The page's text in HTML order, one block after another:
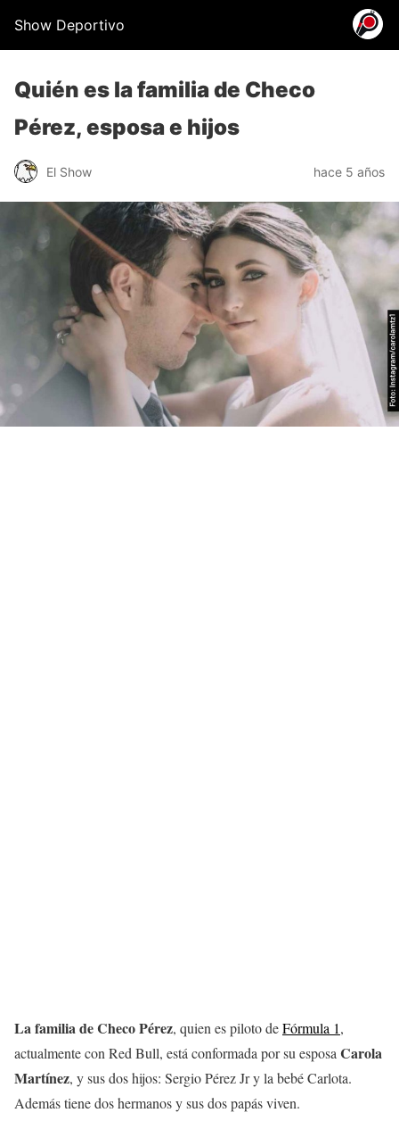
Show Deportivo
Quién es la familia de Checo
Pérez, esposa e hijos
El Show hace 5 años
La familia de Checo Pérez, quien es piloto deFórmula 1,
actualmente con Red Bull, está conformada por su esposa Carola
Martínez, y sus dos hijos: Sergio Pérez Jr y la bebé Carlota.
Además tiene dos hermanos y sus dos papás viven.